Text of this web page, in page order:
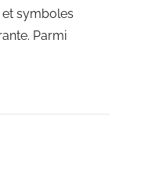
et symboles
Parmi